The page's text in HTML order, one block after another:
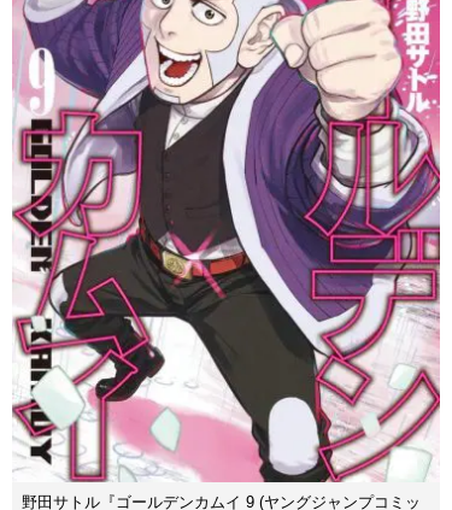
野田サトル『ゴールデンカムイ 9 (ヤングジャンプコミッ